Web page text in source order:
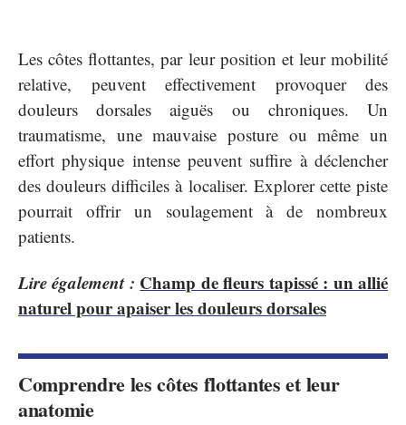
Les côtes flottantes, par leur position et leur mobilité
relative, peuvent effectivement provoquer des
douleurs dorsales aiguës ou chroniques. Un
traumatisme, une mauvaise posture ou même un
effort physique intense peuvent suffire à déclencher
des douleurs difficiles à localiser. Explorer cette piste
pourrait offrir un soulagement à de nombreux
patients.
Lire également : Champ de fleurs tapissé : un allié
naturel pour apaiser les douleurs dorsales
Comprendre les côtes flottantes et leur
anatomie